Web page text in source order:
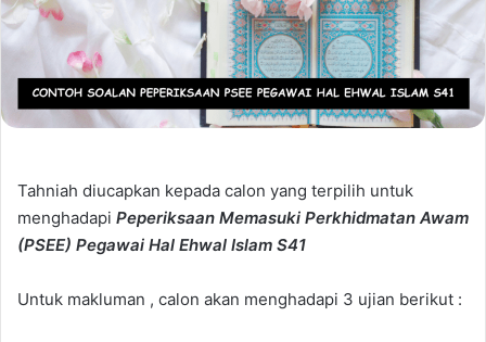
Tahniah diucapkan kepada calon yang terpilih untuk
menghadapi Peperiksaan Memasuki Perkhidmatan Awam
(PSEE) Pegawai Hal Ehwal Islam S41
Untuk makluman , calon akan menghadapi 3 ujian berikut :